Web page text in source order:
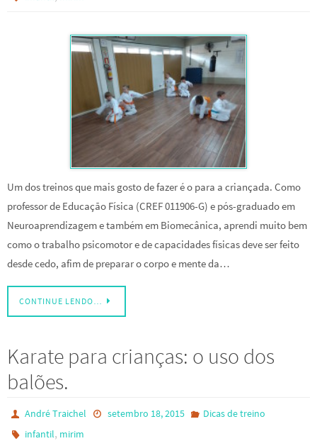
Um dos treinos que mais gosto de fazer é o para a criançada. Como
professor de Educação Física (CREF 011906-G) e pós-graduado em
Neuroaprendizagem e também em Biomecânica, aprendi muito bem
como o trabalho psicomotor e de capacidades físicas deve ser feito
desde cedo, afim de preparar o corpo e mente da…
CONTINUE LENDO…
Karate para crianças: o uso dos
balões.
André Traichel setembro 18, 2015
Dicas de treino
infantil, mirim